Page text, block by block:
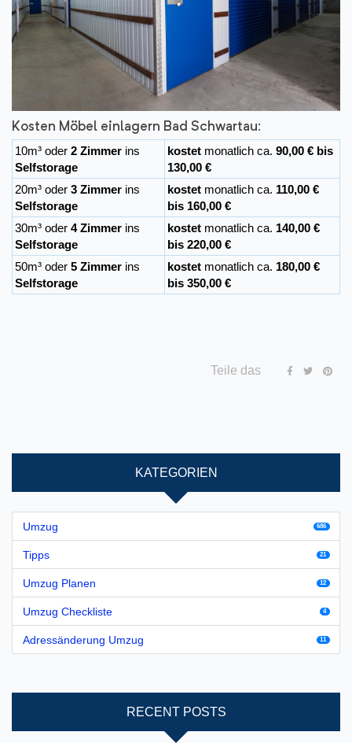
Kosten Möbel einlagern Bad Schwartau:
10m³ oder 2 Zimmer ins
Selfstorage
kostet monatlich ca. 90,00 € bis
130,00 €
20m³ oder 3 Zimmer ins
Selfstorage
kostet monatlich ca. 110,00 €
bis 160,00 €
30m³ oder 4 Zimmer ins
Selfstorage
kostet monatlich ca. 140,00 €
bis 220,00 €
50m³ oder 5 Zimmer ins
Selfstorage
kostet monatlich ca. 180,00 €
bis 350,00 €
Teile das
KATEGORIEN
Umzug 686
Tipps 21
Umzug Planen 12
Umzug Checkliste 4
Adressänderung Umzug 11
RECENT POSTS